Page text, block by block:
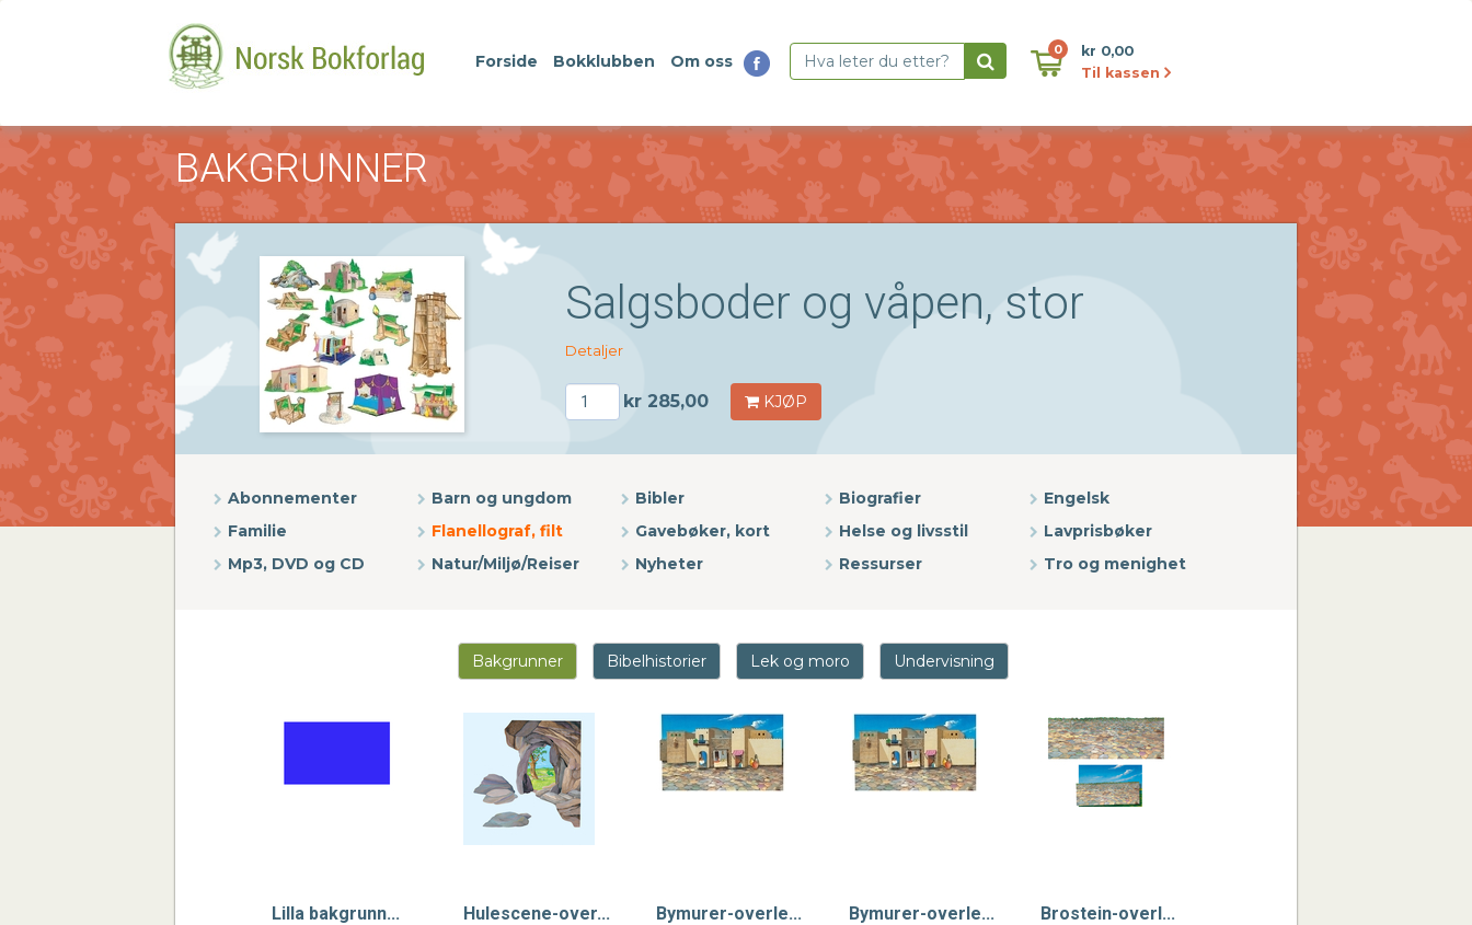
Forside Bokklubben Om oss
0
kr 0,00
Til kassen
BAKGRUNNER
Salgsboder og våpen, stor
Detaljer
kr 285,00 KJØP
Abonnementer Barn og ungdom Bibler Biografier
Engelsk
Familie
Flanellograf, filt Gavebøker, kort Helse og livsstil
Lavprisbøker
Mp3, DVD og CD
Natur/Miljø/Reiser Nyheter Ressurser Tro og menighet
Bakgrunner Bibelhistorier Lek og moro Undervisning
Lilla bakgrunn... Hulescene-over... Bymurer-overle... Bymurer-overle... Brostein-overl...